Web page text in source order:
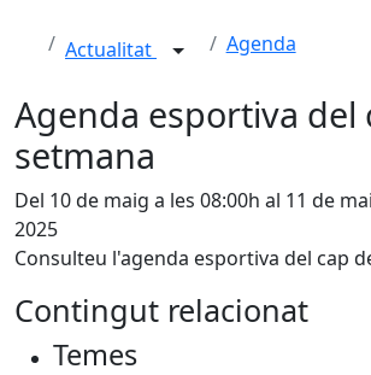
Actualitat Agenda
Agenda esportiva del
setmana
Del 10 de maig a les 08:00h al 11 de
2025
Consulteu l'agenda esportiva del cap
Contingut relacionat
Temes